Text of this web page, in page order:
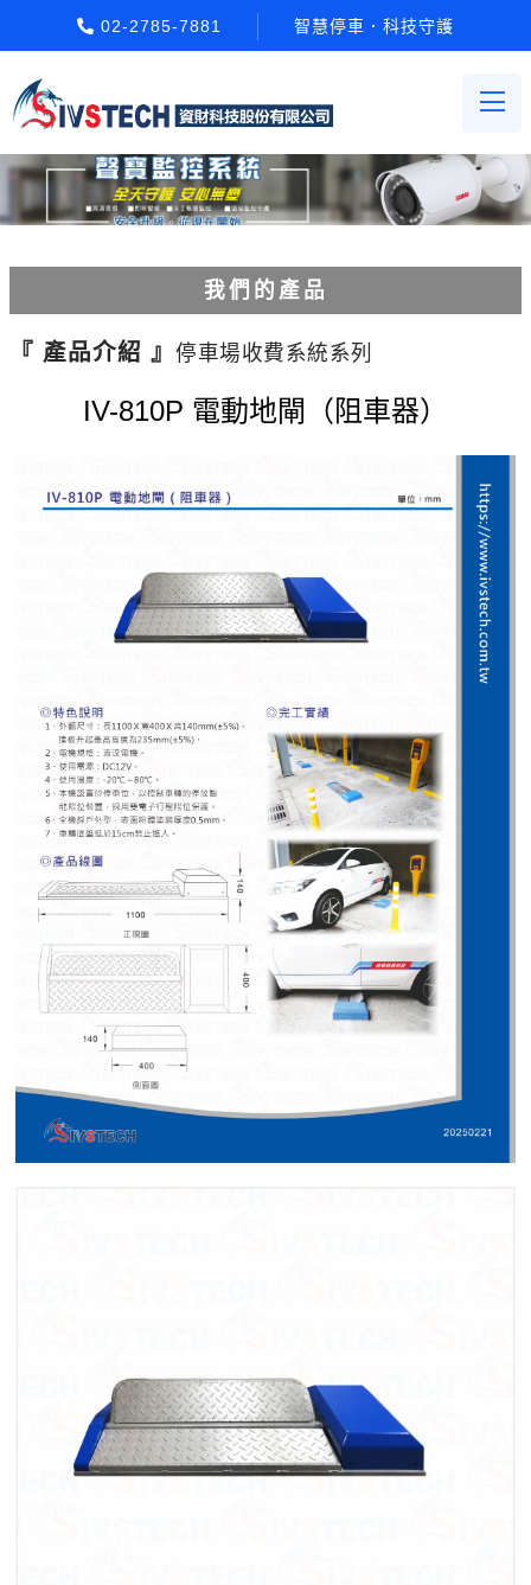
02-2785-7881 智慧停車．科技守護
我們的產品
電動柵欄機系列
Etag長距離讀卡機系列
人員通關管制機系列
車輪檔防撞條系列
智能電子鎖系列
電動遮陽簾系列
影視對講整合系統系列
數位看板系列
『 產品介紹 』 停車場收費系統系列
IV-810P 電動地閘（阻車器）